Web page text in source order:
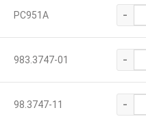
РС951А -
983.3747-01 -
98.3747-11 -